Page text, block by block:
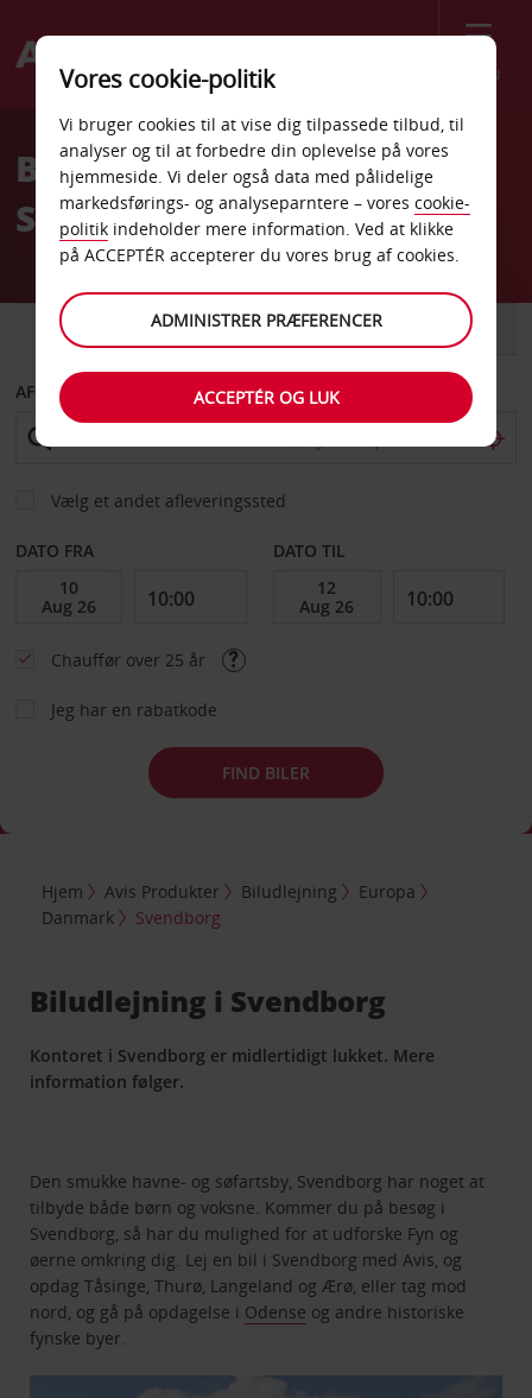
Menu
Welcome
AvisBILUDLEJNING I
SVENDBORG HOS AVIS
VAREVOGN
AFHENT FRA
Vælg et andet afleveringssted
DATO FRA DATO TIL
Chauffør over 25 år
Jeg har en rabatkode
FIND BILER
Hjem Avis Produkter Biludlejning
Europa
Danmark
Svendborg
Biludlejning i Svendborg
Kontoret i Svendborg er midlertidigt lukket. Mere
information følger.
Den smukke havne- og søfartsby, Svendborg har noget at
tilbyde både børn og voksne. Kommer du på besøg i
Svendborg, så har du mulighed for at udforske Fyn og
øerne omkring dig. Lej en bil i Svendborg med Avis, og
opdag Tåsinge, Thurø, Langeland og Ærø, eller tag mod
nord, og gå på opdagelse i Odense og andre historiske
fynske byer.
Vores cookie-politik
Vi bruger cookies til at vise dig tilpassede tilbud, til
analyser og til at forbedre din oplevelse på vores
hjemmeside. Vi deler også data med pålidelige
markedsførings- og analyseparntere – vores cookie-
politik indeholder mere information. Ved at klikke
på ACCEPTÉR accepterer du vores brug af cookies.
ADMINISTRER PRÆFERENCER
ACCEPTÉR OG LUK